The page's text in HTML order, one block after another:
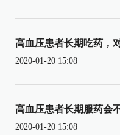
高血压患者长期吃药，
2020-01-20 15:08
高血压患者长期服药会
2020-01-20 15:08